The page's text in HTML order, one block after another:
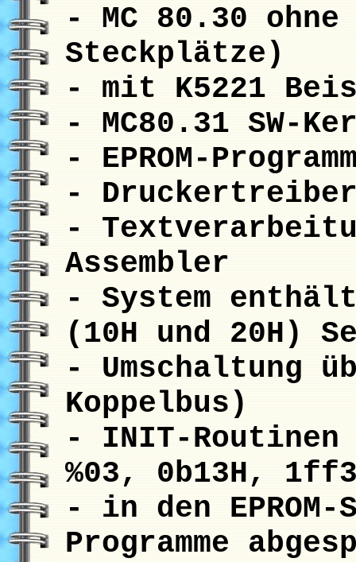
- MC 80.30
Steckplätze)
- mit K5221
- MC80.31 SW-
- EPROM-
- Druckertreiber
-
Assembler
- System enthält
(10H und 20H)
- Umschaltung
Koppelbus)
- INIT-Routinen
%03, 0b13H,
- in den
Programme